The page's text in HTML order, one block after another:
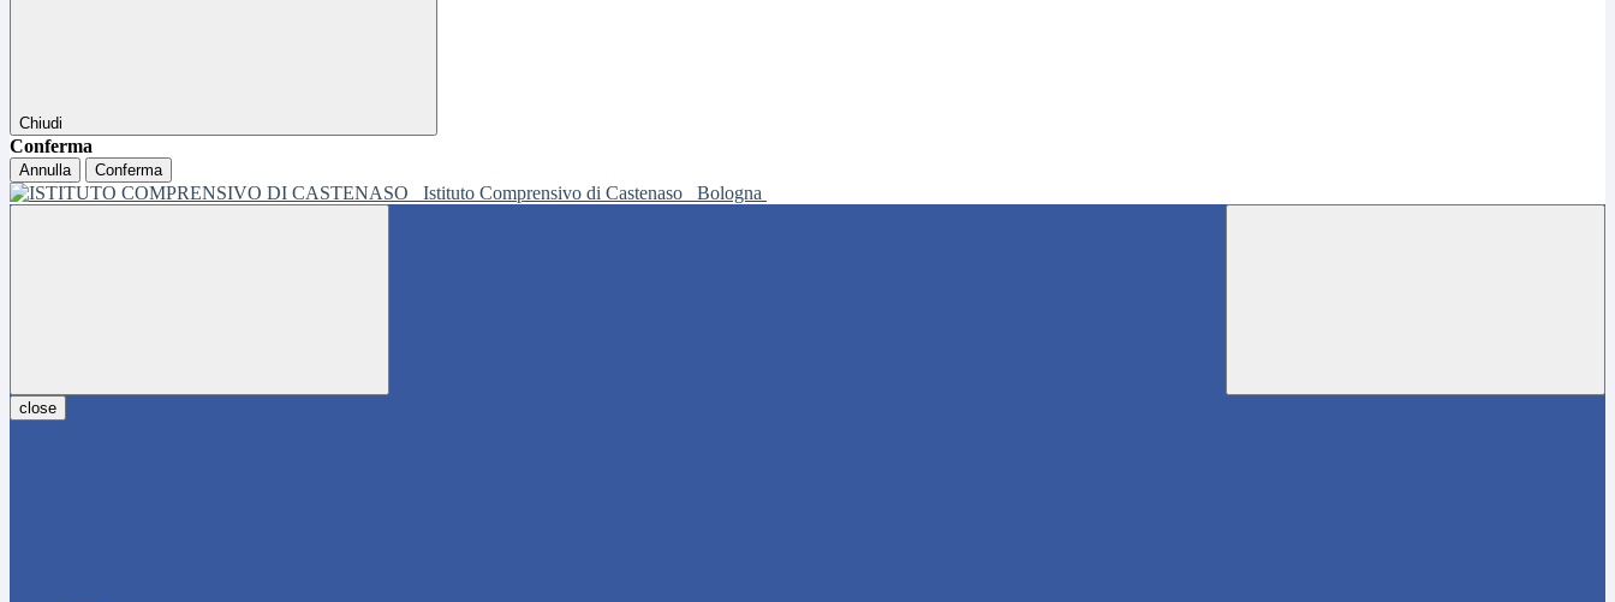
Chiudi
Conferma
Annulla Conferma
Istituto Comprensivo di Castenaso Bologna
close